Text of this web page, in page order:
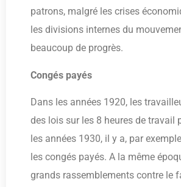
patrons, malgré les crises
les divisions internes du
beaucoup de progrès.
Congés payés
Dans les années 1920, les
des lois sur les 8 heures de travail
les années 1930, il y a, par
les congés payés. A la même
grands rassemblements contre le